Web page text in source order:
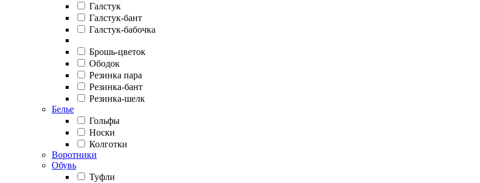
Галстук
Галстук-бант
Галстук-бабочка
Брошь-цветок
Ободок
Резинка пара
Резинка-бант
Резинка-шелк
Белье
Гольфы
Носки
Колготки
Воротники
Обувь
Туфли